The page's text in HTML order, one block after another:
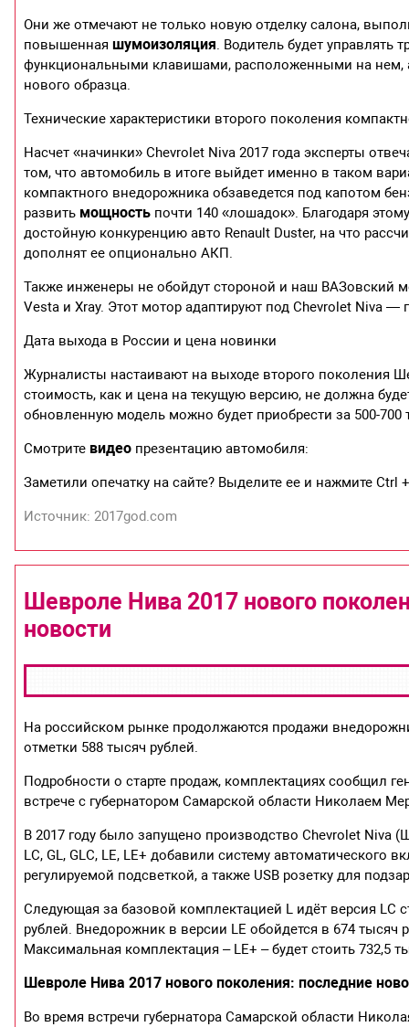
Они же отмечают не только новую отделку салона,
повышеннаяшумоизоляция. Водитель будет
функциональными клавишами, расположенными на нем,
нового образца.
Технические характеристики второго поколения
Насчет «начинки» Chevrolet Niva 2017 года эксперты
том, что автомобиль в итоге выйдет именно в таком
компактного внедорожника обзаведется под капотом
развить мощность почти 140 «лошадок». Благодаря
достойную конкуренцию авто Renault Duster, на что
дополнят ее опционально АКП.
Также инженеры не обойдут стороной и наш ВАЗовский
Vesta и Xray. Этот мотор адаптируют под Chevrolet Niva
Дата выхода в России и цена новинки
Журналисты настаивают на выходе второго поколения
стоимость, как и цена на текущую версию, не должна
обновленную модель можно будет приобрести за 500-700
Смотрите видео презентацию автомобиля:
Заметили опечатку на сайте? Выделите ее и нажмите Ctrl
Источник: 2017god.com
Шевроле Нива 2017 нового
новости
На российском рынке продолжаются продажи
отметки 588 тысяч рублей.
Подробности о старте продаж, комплектациях сообщил
встрече с губернатором Самарской области Николаем
В 2017 году было запущено производство Chevrolet
LC, GL, GLC, LE, LE+ добавили систему
регулируемой подсветкой, а также USB розетку для
Следующая за базовой комплектацией L идёт версия LC
рублей. Внедорожник в версии LE обойдется в 674 тысяч
Максимальная комплектация – LE+ – будет стоить 732,5
Шевроле Нива 2017 нового поколения: последние
Во время встречи губернатора Самарской области